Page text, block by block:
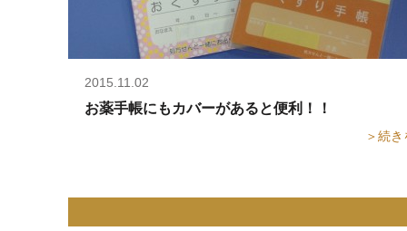
2015.11.02
お薬手帳にもカバーがあると便利！！
＞続